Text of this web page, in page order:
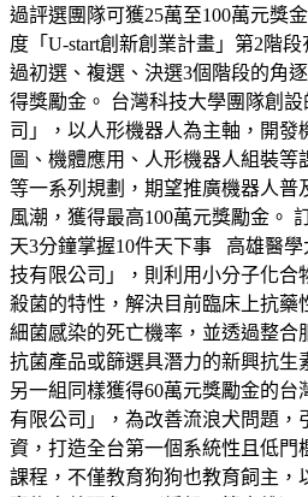
過評選團隊可獲25萬至100萬元獎
度「U-start創新創業計畫」第2階
過初選、複選、決選3個階段的角
得獎勵金。 台灣科技大學團隊創
司」，以人形機器人為主軸，開發
圖、機體應用、人形機器人組裝等
等一系列規劃，期望推廣機器人普
風潮，獲得最高100萬元獎勵金。
天3分鐘掌握10件天下事 高雄醫
技有限公司」，則利用小分子化合
殺菌的特性，解決目前臨床上抗藥
細菌感染的死亡機率，並透過整合
抗菌產品或篩選具潛力的新興抗生
另一組同樣獲得60萬元獎勵金的
有限公司」，為改善流浪犬問題，
資，打造全台第一個系統性且低門
課程，不僅教育狗狗也教育飼主，